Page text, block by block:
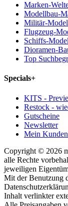
Marken-
Modellbau-
Militär-
Flugzeug-
Schiffs-
Dioramen-
Top
Specials+
KITS -
Restock -
Gutscheine
Newsletter
Mein
Copyright © 2026
alle Rechte
jeweiligen
Mit der Benutzung
Inhalt verlinkter